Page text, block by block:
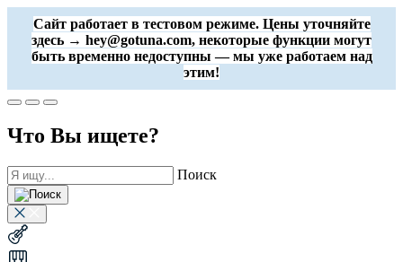
Сайт работает в тестовом режиме. Цены уточняйте
здесь → hey@gotuna.com, некоторые функции могут
быть временно недоступны — мы уже работаем над
этим!
Что Вы ищете?
Поиск